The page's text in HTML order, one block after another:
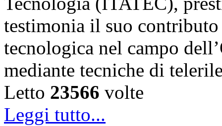
testimonia il suo
tecnologica nel campo
mediante tecniche di
Letto 23566 volte
Leggi tutto...